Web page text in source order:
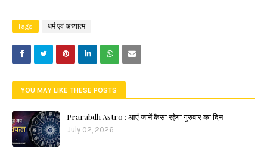
Tags धर्म एवं अध्यात्म
YOU MAY LIKE THESE POSTS
Prarabdh Astro : आएं जानें कैसा रहेगा गुरुवार का दिन
July 02, 2026